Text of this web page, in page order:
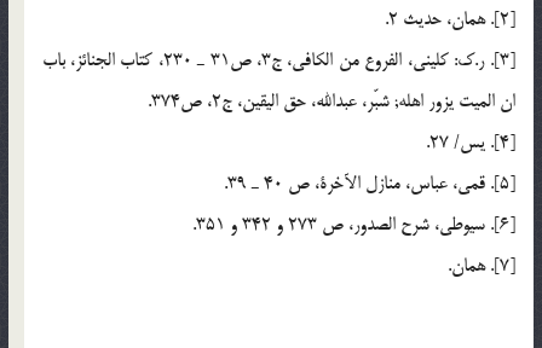
[2]. همان، حديث 2.
[3]. ر.ك: کليني، الفروع من الكافى، ج3، ص31 ـ 230، كتاب الجنائز، باب
ان الميت يزور اهله; شبّر، عبدالله، حق اليقين، ج2، ص374.
[4]. يس/ 27.
[5]. قمى، عباس، منازل الآخرة، ص 40 ـ 39.
[6]. سيوطى، شرح الصدور، ص 273 و 342 و 351.
[7]. همان.